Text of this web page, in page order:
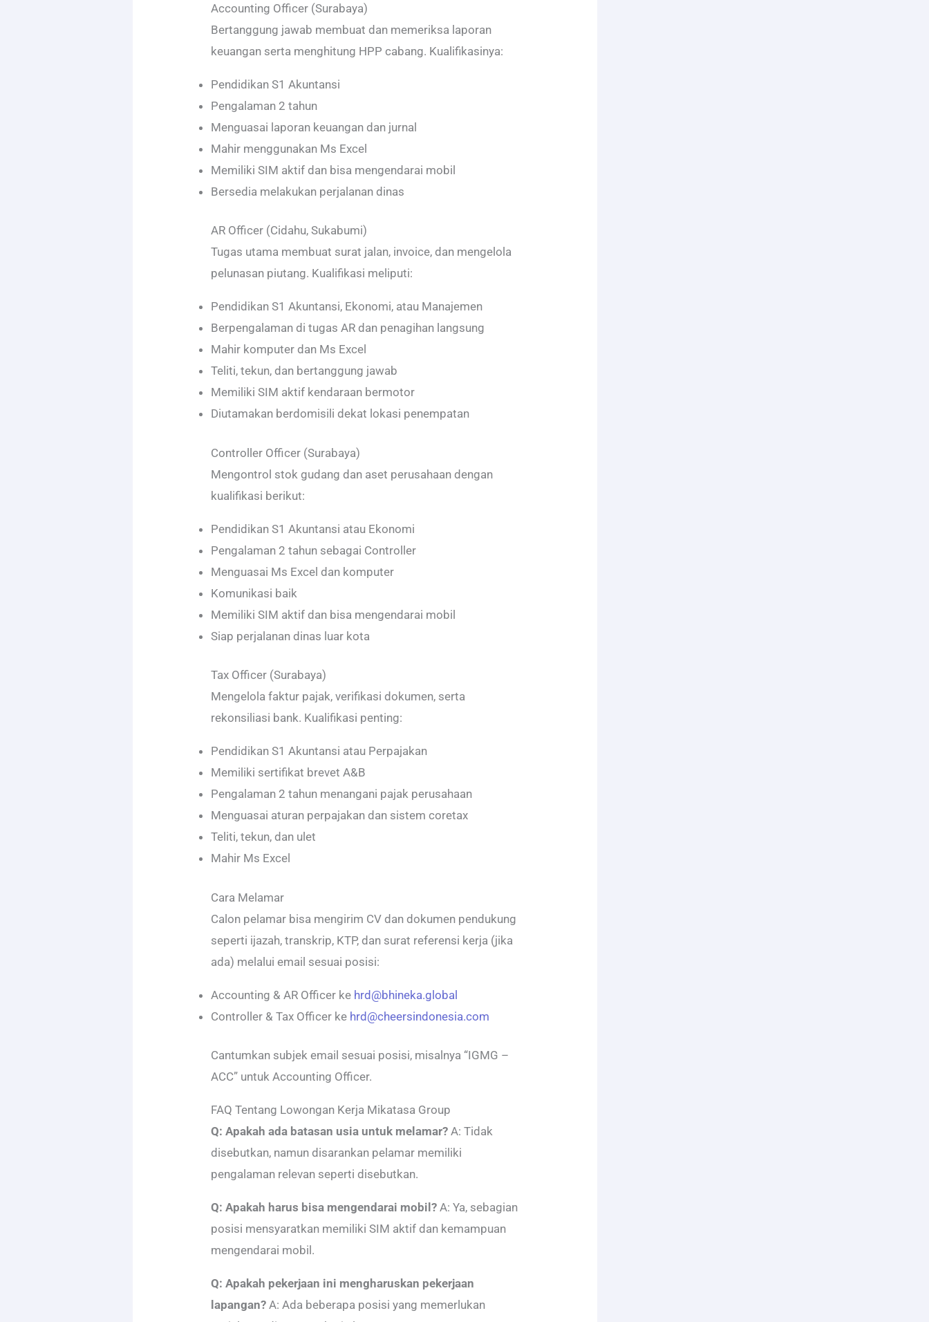
Accounting Officer (Surabaya)
Bertanggung jawab membuat dan memeriksa laporan
keuangan serta menghitung HPP cabang. Kualifikasinya:
Pendidikan S1 Akuntansi
Pengalaman 2 tahun
Menguasai laporan keuangan dan jurnal
Mahir menggunakan Ms Excel
Memiliki SIM aktif dan bisa mengendarai mobil
Bersedia melakukan perjalanan dinas
AR Officer (Cidahu, Sukabumi)
Tugas utama membuat surat jalan, invoice, dan mengelola
pelunasan piutang. Kualifikasi meliputi:
Pendidikan S1 Akuntansi, Ekonomi, atau Manajemen
Berpengalaman di tugas AR dan penagihan langsung
Mahir komputer dan Ms Excel
Teliti, tekun, dan bertanggung jawab
Memiliki SIM aktif kendaraan bermotor
Diutamakan berdomisili dekat lokasi penempatan
Controller Officer (Surabaya)
Mengontrol stok gudang dan aset perusahaan dengan
kualifikasi berikut:
Pendidikan S1 Akuntansi atau Ekonomi
Pengalaman 2 tahun sebagai Controller
Menguasai Ms Excel dan komputer
Komunikasi baik
Memiliki SIM aktif dan bisa mengendarai mobil
Siap perjalanan dinas luar kota
Tax Officer (Surabaya)
Mengelola faktur pajak, verifikasi dokumen, serta
rekonsiliasi bank. Kualifikasi penting:
Pendidikan S1 Akuntansi atau Perpajakan
Memiliki sertifikat brevet A&B
Pengalaman 2 tahun menangani pajak perusahaan
Menguasai aturan perpajakan dan sistem coretax
Teliti, tekun, dan ulet
Mahir Ms Excel
Cara Melamar
Calon pelamar bisa mengirim CV dan dokumen pendukung
seperti ijazah, transkrip, KTP, dan surat referensi kerja (jika
ada) melalui email sesuai posisi:
Accounting & AR Officer ke hrd@bhineka.global
Controller & Tax Officer ke hrd@cheersindonesia.com
Cantumkan subjek email sesuai posisi, misalnya “IGMG –
ACC” untuk Accounting Officer.
FAQ Tentang Lowongan Kerja Mikatasa Group
Q: Apakah ada batasan usia untuk melamar? A: Tidak
disebutkan, namun disarankan pelamar memiliki
pengalaman relevan seperti disebutkan.
Q: Apakah harus bisa mengendarai mobil? A: Ya, sebagian
posisi mensyaratkan memiliki SIM aktif dan kemampuan
mengendarai mobil.
Q: Apakah pekerjaan ini mengharuskan pekerjaan
lapangan? A: Ada beberapa posisi yang memerlukan